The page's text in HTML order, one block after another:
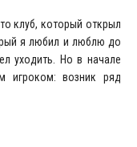
клуб, который открыл
я любил и люблю до
уходить. Но в начале
игроком: возник ряд